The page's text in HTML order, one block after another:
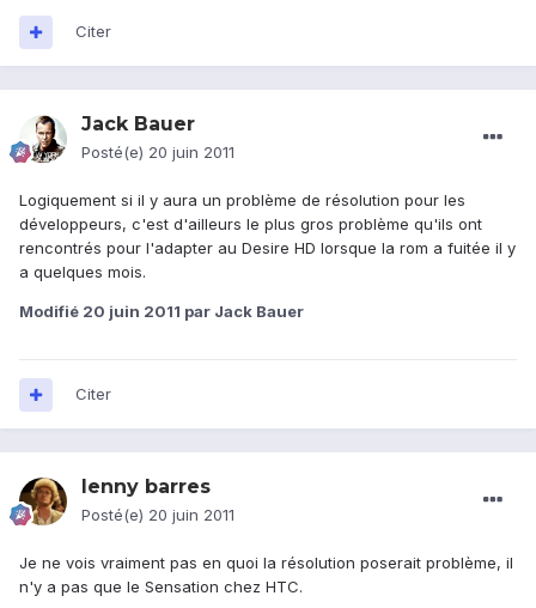
Citer
Jack Bauer
Posté(e) 20 juin 2011
Logiquement si il y aura un problème de résolution pour les
développeurs, c'est d'ailleurs le plus gros problème qu'ils ont
rencontrés pour l'adapter au Desire HD lorsque la rom a fuitée il y
a quelques mois.
Modifié 20 juin 2011 par Jack Bauer
Citer
lenny barres
Posté(e) 20 juin 2011
Je ne vois vraiment pas en quoi la résolution poserait problème, il
n'y a pas que le Sensation chez HTC.